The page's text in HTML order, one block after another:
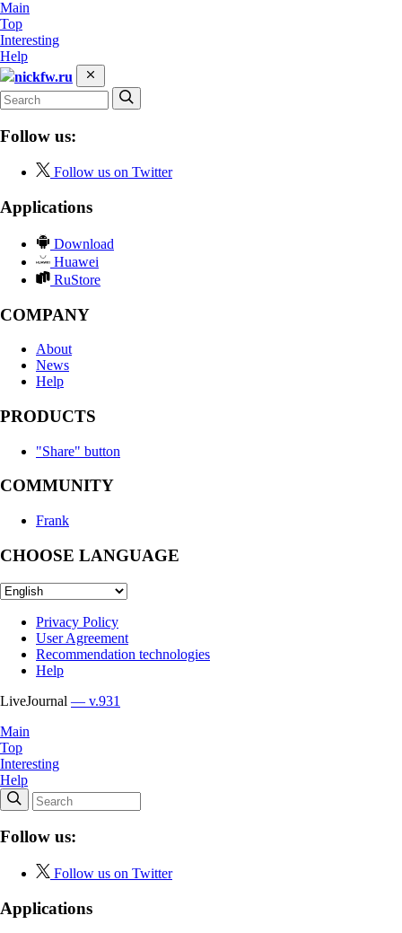
Main
Top
Interesting
Help
nickfw.ru
Follow us:
Follow us on Twitter
Applications
Download
Huawei
RuStore
COMPANY
About
News
Help
PRODUCTS
"Share" button
COMMUNITY
Frank
CHOOSE LANGUAGE
Privacy Policy
User Agreement
Recommendation technologies
Help
LiveJournal — v.931
Main
Top
Interesting
Help
Follow us:
Follow us on Twitter
Applications